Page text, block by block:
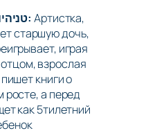
@טניהיוסופוב-ו3ה: Артистка,
старшую дочь,
играя
взрослая
книги о
росте, а перед
как 5тилетний